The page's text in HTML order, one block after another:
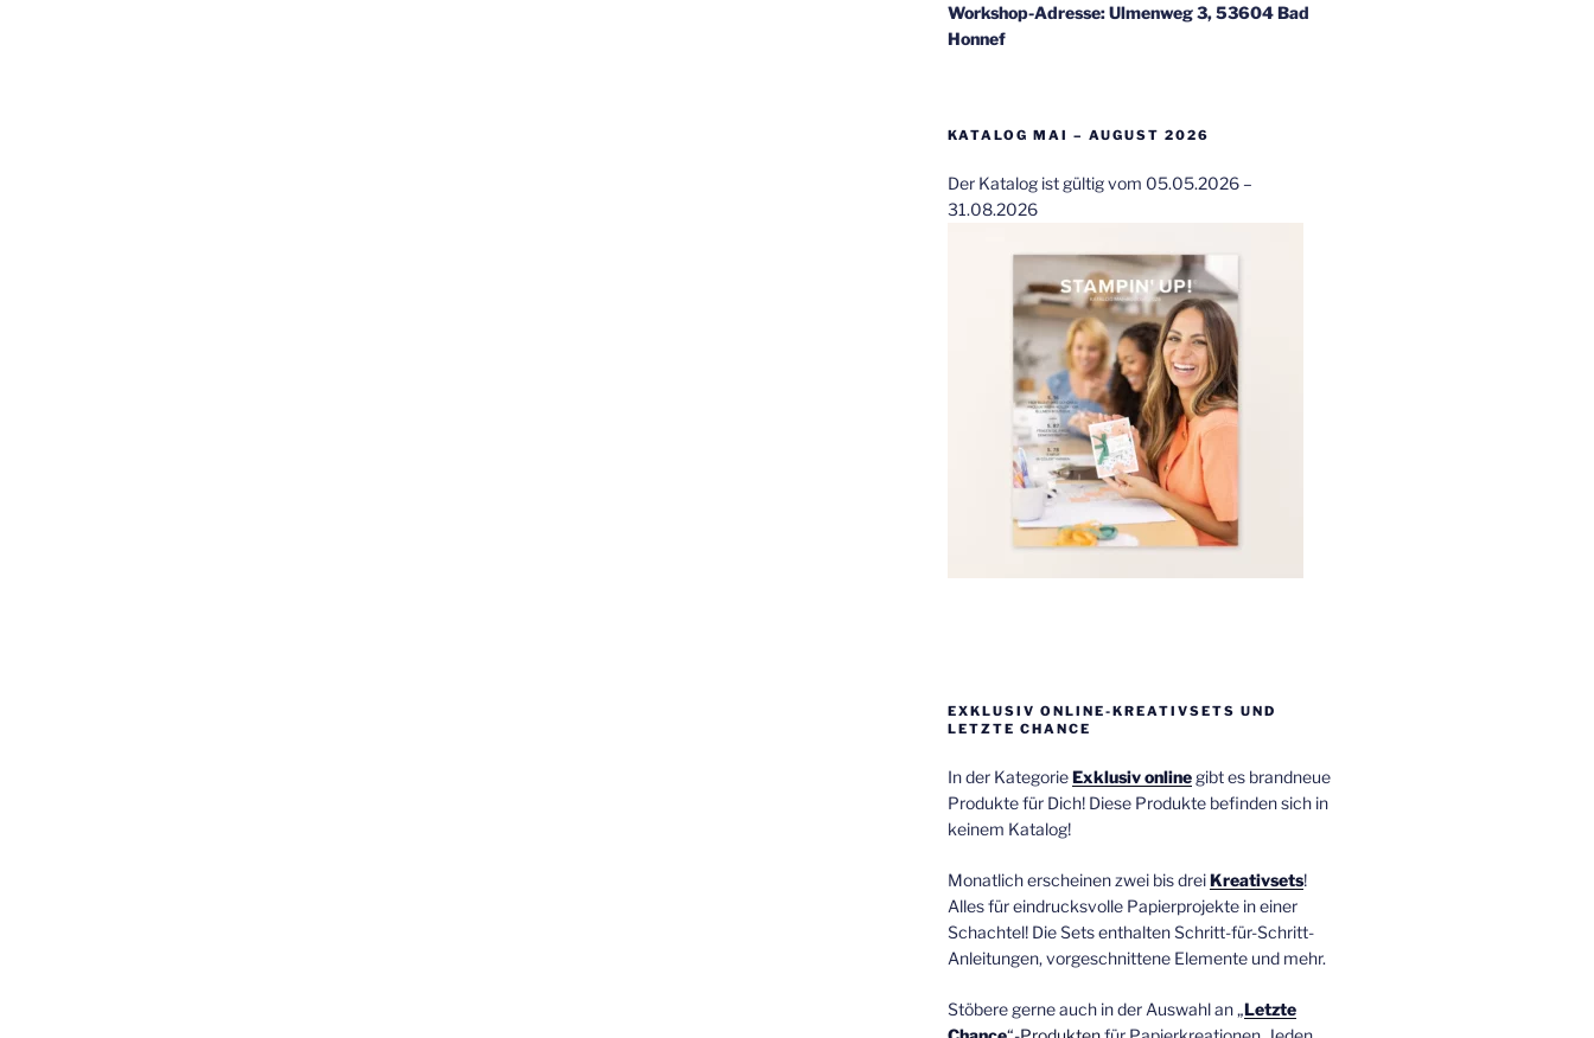
Workshop-Adresse: Ulmenweg 3, 53604 Bad
Honnef
KATALOG MAI – AUGUST 2026
Der Katalog ist gültig vom 05.05.2026 –
31.08.2026
EXKLUSIV ONLINE-KREATIVSETS UND
LETZTE CHANCE
In der KategorieExklusiv onlinegibt es brandneue
Produkte für Dich! Diese Produkte befinden sich in
keinem Katalog!
Monatlich erscheinen zwei bis drei Kreativsets!
Alles für eindrucksvolle Papierprojekte in einer
Schachtel! Die Sets enthalten Schritt-für-Schritt-
Anleitungen, vorgeschnittene Elemente und mehr.
Stöbere gerne auch in der Auswahl an „Letzte